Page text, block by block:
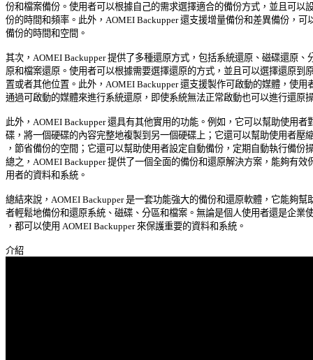
份和檔案備份。使用者可以根據自己的需求選擇適合的備份方式，並且可以
份的時間和頻率。此外，AOMEI Backupper 還支援增量備份和差異備份，可
備份的時間和空間。
其次，AOMEI Backupper 提供了多種還原方式，包括系統還原、磁碟還原、
原和檔案還原。使用者可以根據需要選擇還原的方式，並且可以選擇還原到
置或者其他位置。此外，AOMEI Backupper 還支援製作可啟動的媒體，使用
通過可啟動的媒體來進行系統還原，即使系統無法正常啟動也可以進行還原
此外，AOMEI Backupper 還具有其他實用的功能。例如，它可以幫助使用者
碟，將一個硬碟的內容完整地複製到另一個硬碟上；它還可以幫助使用者壓
，節省備份的空間；它還可以幫助使用者設定自動備份，定期自動執行備份
總之，AOMEI Backupper 提供了一個全面的備份和還原解決方案，能夠有效
用者的資料和系統。
總結來說，AOMEI Backupper 是一套功能強大的備份和還原軟體，它能夠幫
者輕鬆地備份和還原系統、磁碟、分區和檔案。無論是個人使用者還是企業
，都可以使用 AOMEI Backupper 來保護重要的資料和系統。